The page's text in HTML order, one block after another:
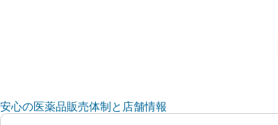
安心の医薬品販売体制と店舗情報